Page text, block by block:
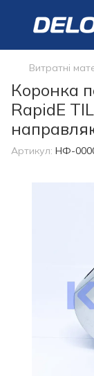
Витратні
Коронка
RapidE
Артикул: НФ-